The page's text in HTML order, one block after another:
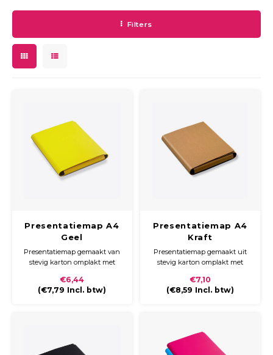
Filters
Presentatiemap A4
Geel
Presentatiemap gemaakt van
stevig karton omplakt met
glossy laminaat. De map heeft
een ronde rug en sluit met
€6,44
(€7,79 Incl. btw)
Presentatiemap A4
Kraft
Presentatiemap gemaakt uit
stevig karton omplakt met
d.m.v. een klittenbandsluiting.
€7,10
(€8,59 Incl. btw)